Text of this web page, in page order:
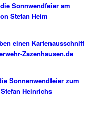
Sonnwendfeier am
Stefan Heim
einen Kartenausschnitt
Zazenhausen.de
Sonnenwendfeier zum
Heinrichs